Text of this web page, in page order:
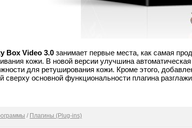
Box Video 3.0 занимает первые места, как самая
кожи. В новой версии улучшина
для ретуширования кожи. Кроме этого,
сверху основной функциональности плагина
/ Плагины (Plug-ins)